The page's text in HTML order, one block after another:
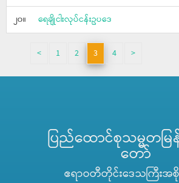
၂၀။
ရေချိုငါးလုပ်ငန်းဥပဒေ
< 1 2 3 4 >
ပြည်ထောင်စုသမ္မတမြ
တော်
ဧရာဝတီတိုင်းဒေသကြီးအ